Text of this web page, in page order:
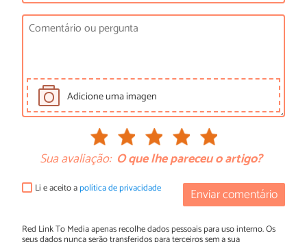
Adicione uma imagen
Sua avaliação: O que lhe pareceu o artigo?
Enviar comentário
Li e aceito apolítica de privacidade
Red Link To Media apenas recolhe dados pessoais para uso interno. Os